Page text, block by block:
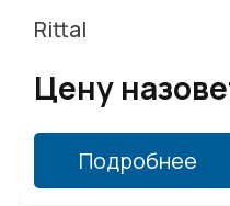
Rittal
Цену
Подробнее